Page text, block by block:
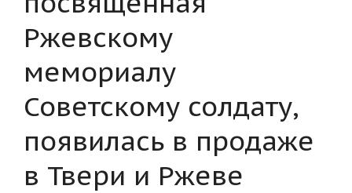
Ржевскому
мемориалу
Советскому солдату,
появилась в продаже
в Твери и Ржеве